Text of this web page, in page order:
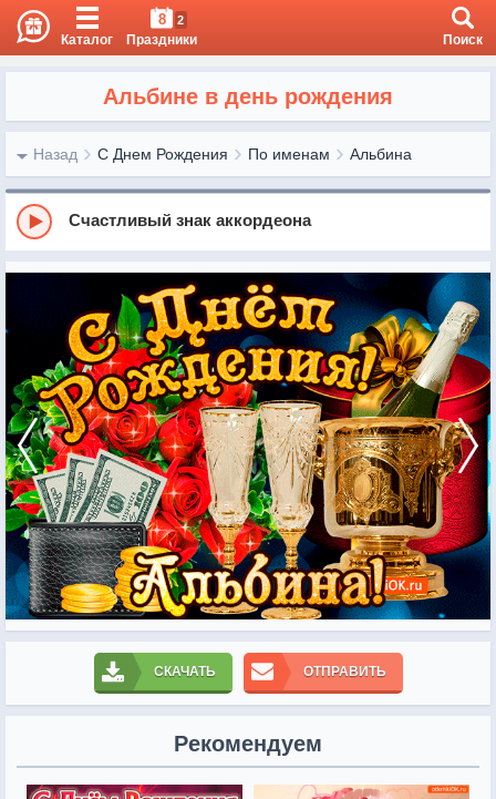
Каталог
8 2
Праздники Поиск
Альбине в день рождения
Назад С Днем Рождения По именам Альбина
Счастливый знак аккордеона
СКАЧАТЬ ОТПРАВИТЬ
Рекомендуем